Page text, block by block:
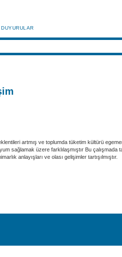
DUYURULAR
artmış ve toplumda tüketim kültürü
sağlamak üzere farklılaşmıştır Bu
anlayışları ve olası gelişimler tartışılmıştır.